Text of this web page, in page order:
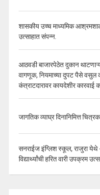
शासकीय उच्च माध्यमिक
उत्साहात संपन्न.
आठवडी बाजारपेठेत दुकान
वागणूक, नियमाच्या दुपट पैसे वसुल
कंत्राटदारावर कायदेशीर कारवाई
जागतिक व्याघ्र दिनानिमित्त
सनराईज इंग्लिश स्कूल, राजुरा येथे
विद्यार्थ्यांची हरित वारी उपक्रम